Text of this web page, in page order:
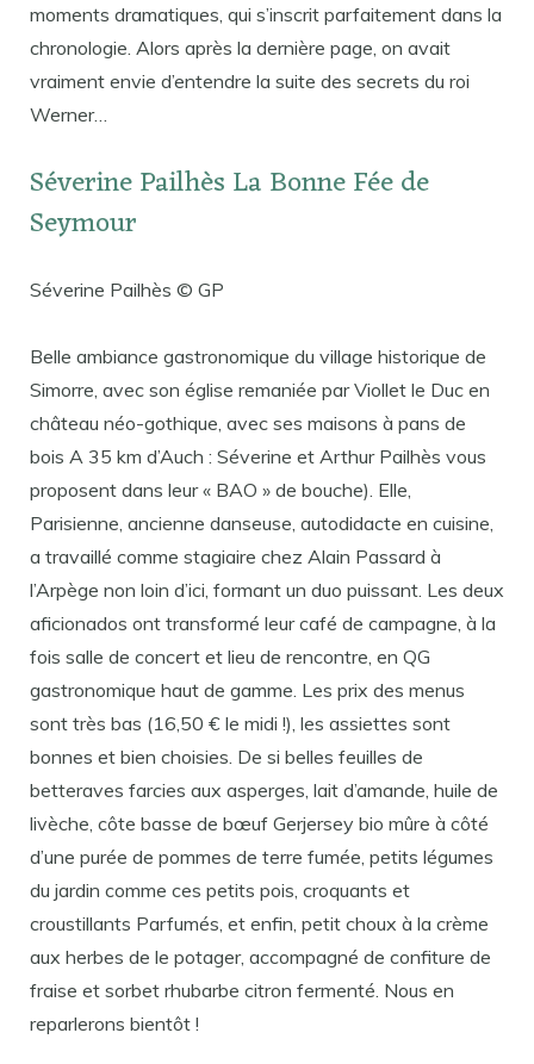
moments dramatiques, qui s’inscrit parfaitement dans la
chronologie. Alors après la dernière page, on avait
vraiment envie d’entendre la suite des secrets du roi
Werner…
Séverine Pailhès La Bonne Fée de
Seymour
Séverine Pailhès © GP
Belle ambiance gastronomique du village historique de
Simorre, avec son église remaniée par Viollet le Duc en
château néo-gothique, avec ses maisons à pans de
bois A 35 km d’Auch : Séverine et Arthur Pailhès vous
proposent dans leur « BAO » de bouche). Elle,
Parisienne, ancienne danseuse, autodidacte en cuisine,
a travaillé comme stagiaire chez Alain Passard à
l’Arpège non loin d’ici, formant un duo puissant. Les deux
aficionados ont transformé leur café de campagne, à la
fois salle de concert et lieu de rencontre, en QG
gastronomique haut de gamme. Les prix des menus
sont très bas (16,50 € le midi !), les assiettes sont
bonnes et bien choisies. De si belles feuilles de
betteraves farcies aux asperges, lait d’amande, huile de
livèche, côte basse de bœuf Gerjersey bio mûre à côté
d’une purée de pommes de terre fumée, petits légumes
du jardin comme ces petits pois, croquants et
croustillants Parfumés, et enfin, petit choux à la crème
aux herbes de le potager, accompagné de confiture de
fraise et sorbet rhubarbe citron fermenté. Nous en
reparlerons bientôt !